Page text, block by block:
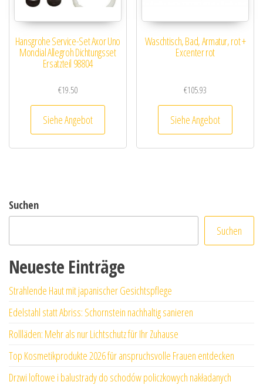
Hansgrohe Service-Set Axor Uno
Mondial Allegroh Dichtungsset
Ersatzteil 98804
€19.50
Siehe Angebot
Waschtisch, Bad, Armatur, rot +
Excenter rot
€105.93
Siehe Angebot
Suchen
Suchen
Neueste Einträge
Strahlende Haut mit japanischer Gesichtspflege
Edelstahl statt Abriss: Schornstein nachhaltig sanieren
Rollläden: Mehr als nur Lichtschutz für Ihr Zuhause
Top Kosmetikprodukte 2026 für anspruchsvolle Frauen entdecken
Drzwi loftowe i balustrady do schodów policzkowych nakładanych